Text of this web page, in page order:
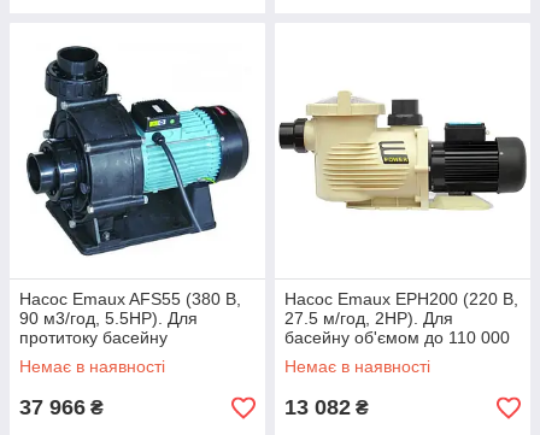
Насос Emaux AFS55 (380 В,
90 м3/год, 5.5HP). Для
протитоку басейну
Немає в наявності
37 966 ₴
Насос Emaux EPH200 (220 В,
27.5 м/год, 2HP). Для
басейну об'ємом до 110 000
літрів
Немає в наявності
13 082 ₴